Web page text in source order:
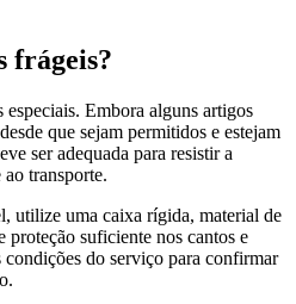
frágeis?
Embora alguns artigos
que sejam permitidos e estejam
ser adequada para resistir a
transporte.
utilize uma caixa rígida, material de
proteção suficiente nos cantos e
do serviço para confirmar